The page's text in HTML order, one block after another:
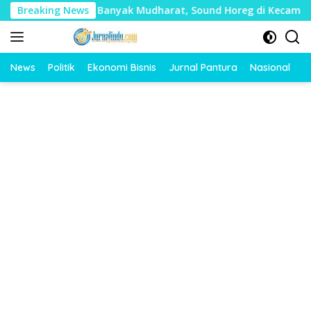
Langsung
ke
konten
Breaking News
Timbulkan Banyak Mudharat, Sound Horeg di Kecamatan
News Politik Ekonomi Bisnis Jurnal Pantura Nasional